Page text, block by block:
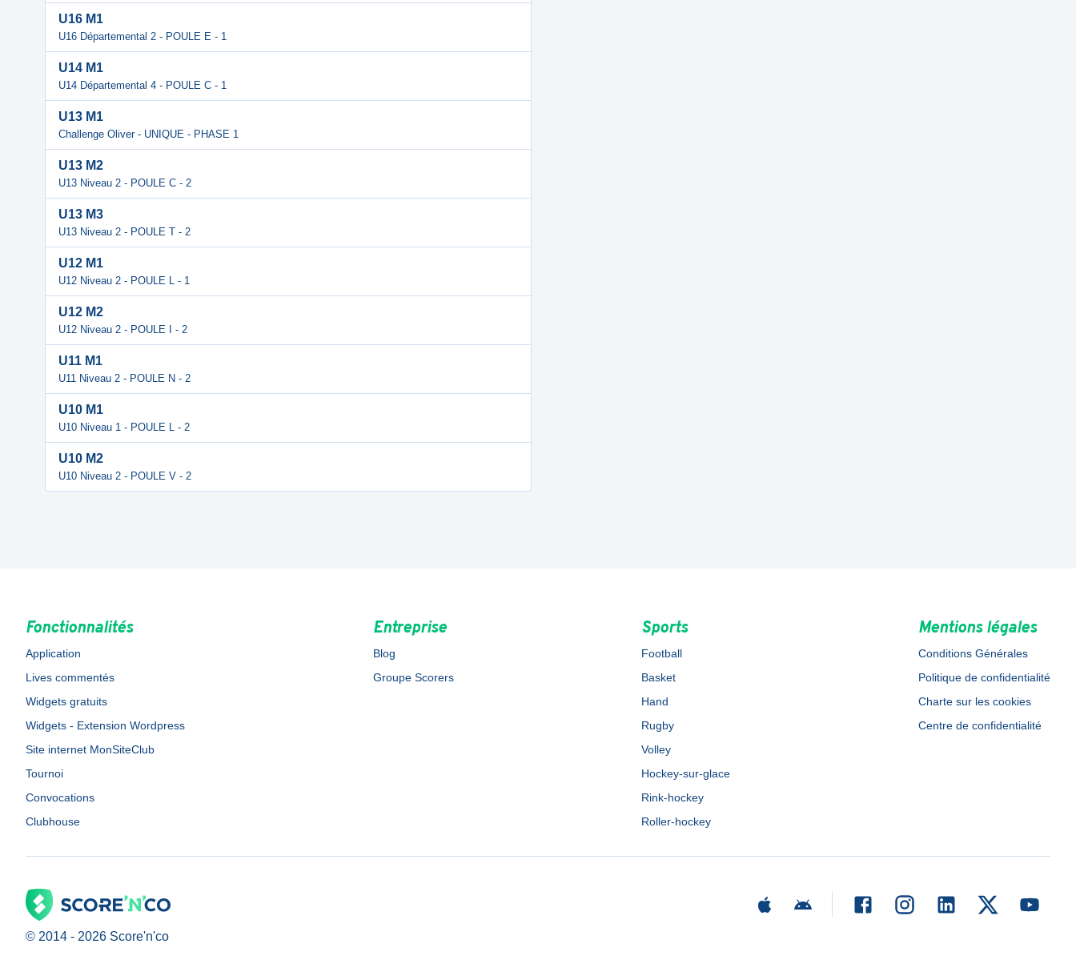
U16 M1
U16 Départemental 2 - POULE E - 1
U14 M1
U14 Départemental 4 - POULE C - 1
U13 M1
Challenge Oliver - UNIQUE - PHASE 1
U13 M2
U13 Niveau 2 - POULE C - 2
U13 M3
U13 Niveau 2 - POULE T - 2
U12 M1
U12 Niveau 2 - POULE L - 1
U12 M2
U12 Niveau 2 - POULE I - 2
U11 M1
U11 Niveau 2 - POULE N - 2
U10 M1
U10 Niveau 1 - POULE L - 2
U10 M2
U10 Niveau 2 - POULE V - 2
Fonctionnalités
Application
Lives commentés
Widgets gratuits
Widgets - Extension Wordpress
Site internet MonSiteClub
Tournoi
Convocations
Clubhouse
Entreprise
Blog
Groupe Scorers
Sports
Football
Basket
Hand
Rugby
Volley
Hockey-sur-glace
Rink-hockey
Roller-hockey
Mentions légales
Conditions Générales
Politique de confidentialité
Charte sur les cookies
Centre de confidentialité
© 2014 - 2026 Score'n'co